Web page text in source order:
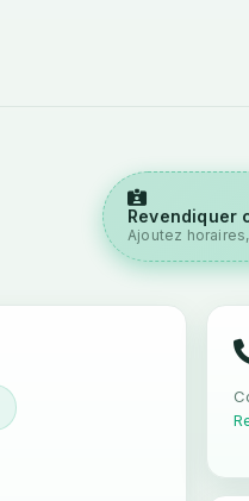
Revendiquer
Ajoutez